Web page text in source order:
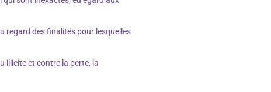
regard des finalités pour lesquelles
illicite et contre la perte, la